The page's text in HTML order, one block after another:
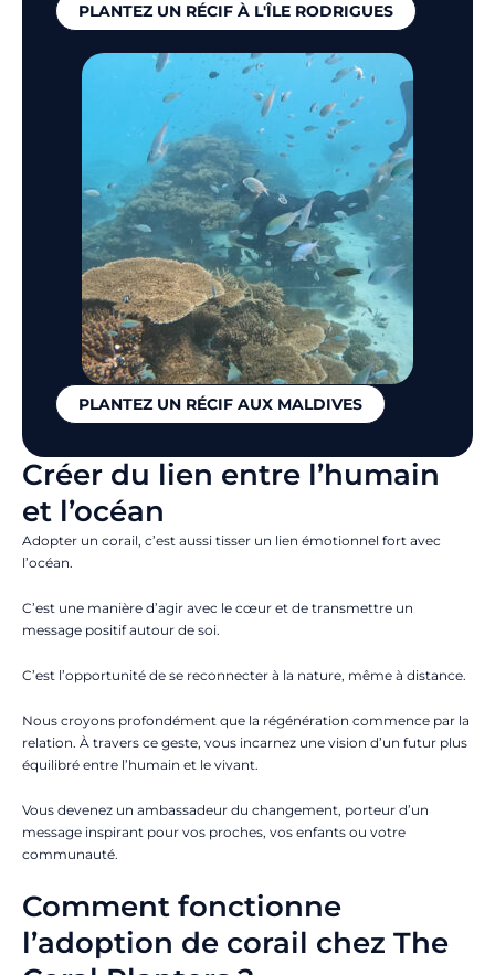
PLANTEZ UN RÉCIF À L'ÎLE RODRIGUES
PLANTEZ UN RÉCIF AUX MALDIVES
Créer du lien entre l’humain
et l’océan
Adopter un corail, c’est aussi tisser un lien émotionnel fort avec
l’océan.
C’est une manière d’agir avec le cœur et de transmettre un
message positif autour de soi.
C’est l’opportunité de se reconnecter à la nature, même à distance.
Nous croyons profondément que la régénération commence par la
relation. À travers ce geste, vous incarnez une vision d’un futur plus
équilibré entre l’humain et le vivant.
Vous devenez un ambassadeur du changement, porteur d’un
message inspirant pour vos proches, vos enfants ou votre
communauté.
Comment fonctionne
l’adoption de corail chez The